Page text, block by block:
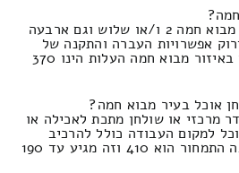
מחיר שינוע של ארון בעיר מבוא חמה 2 ו/או שלוש וגם ארבעה
אפשרויות העברה והתקנה של
שידה / ארון עצוי עץ ניוד באיזור מבוא חמה העלות הינו 370
אוכל בעיר מבוא חמה?
מרכזי או שולחן מתכת לאכילה או
למקום העבודה כולל להרכיב
ולפרק במבוא חמה והסביבה התמחור הוא 410 וזה מגיע עד 190